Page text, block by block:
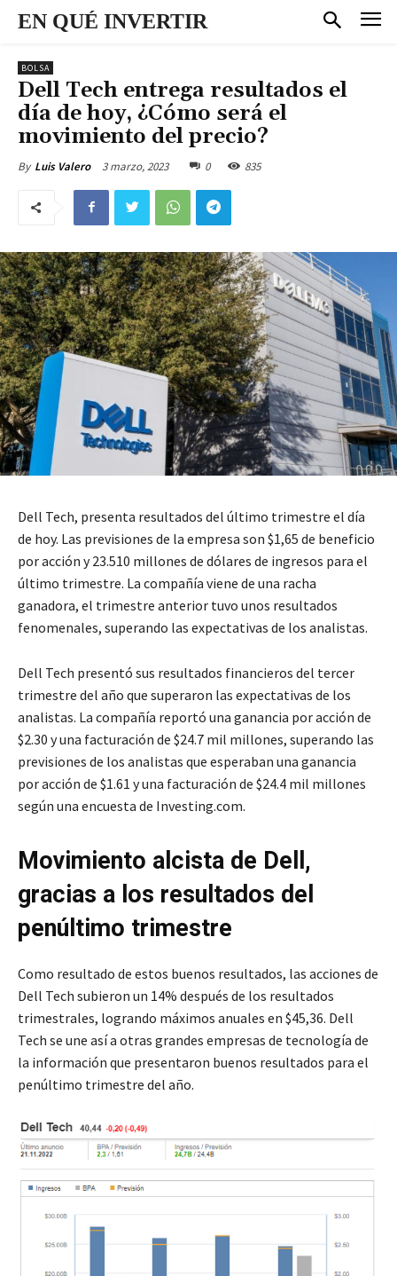
EN QUÉ INVERTIR
BOLSA
Dell Tech entrega resultados el
día de hoy, ¿Cómo será el
movimiento del precio?
By Luis Valero 3 marzo, 2023 0 835
Dell Tech, presenta resultados del último trimestre el día
de hoy. Las previsiones de la empresa son $1,65 de beneficio
por acción y 23.510 millones de dólares de ingresos para el
último trimestre. La compañía viene de una racha
ganadora, el trimestre anterior tuvo unos resultados
fenomenales, superando las expectativas de los analistas.
Dell Tech presentó sus resultados financieros del tercer
trimestre del año que superaron las expectativas de los
analistas. La compañía reportó una ganancia por acción de
$2.30 y una facturación de $24.7 mil millones, superando las
previsiones de los analistas que esperaban una ganancia
por acción de $1.61 y una facturación de $24.4 mil millones
según una encuesta de Investing.com.
Movimiento alcista de Dell,
gracias a los resultados del
penúltimo trimestre
Como resultado de estos buenos resultados, las acciones de
Dell Tech subieron un 14% después de los resultados
trimestrales, logrando máximos anuales en $45,36. Dell
Tech se une así a otras grandes empresas de tecnología de
la información que presentaron buenos resultados para el
penúltimo trimestre del año.